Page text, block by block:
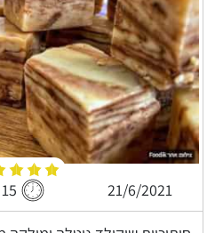
21/6/2021 15 דקות